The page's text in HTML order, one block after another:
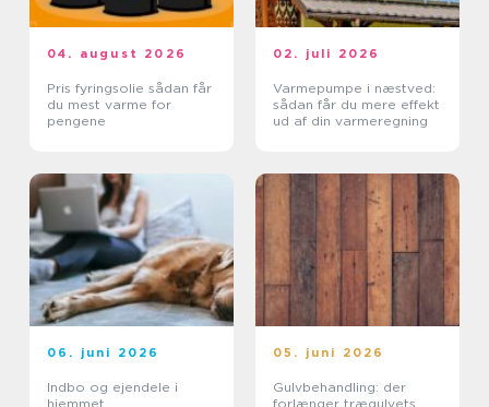
04. august 2026
Pris fyringsolie sådan får
du mest varme for
pengene
02. juli 2026
Varmepumpe i næstved:
sådan får du mere effekt
ud af din varmeregning
06. juni 2026
Indbo og ejendele i
hjemmet
05. juni 2026
Gulvbehandling: der
forlænger trægulvets